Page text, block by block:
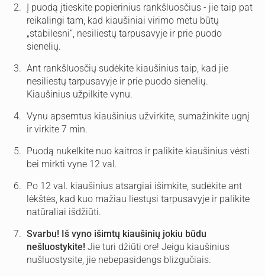
Į puodą įtieskite popierinius rankšluosčius - jie taip pat
reikalingi tam, kad kiaušiniai virimo metu būtų
„stabilesni“, nesiliestų tarpusavyje ir prie puodo
sienelių.
Ant rankšluosčių sudėkite kiaušinius taip, kad jie
nesiliestų tarpusavyje ir prie puodo sienelių.
Kiaušinius užpilkite vynu.
Vynu apsemtus kiaušinius užvirkite, sumažinkite ugnį
ir virkite 7 min.
Puodą nukelkite nuo kaitros ir palikite kiaušinius vėsti
bei mirkti vyne 12 val.
Po 12 val. kiaušinius atsargiai išimkite, sudėkite ant
lėkštės, kad kuo mažiau liestųsi tarpusavyje ir palikite
natūraliai išdžiūti.
Svarbu! Iš vyno išimtų kiaušinių jokiu būdu
nešluostykite! Jie turi džiūti ore! Jeigu kiaušinius
nušluostysite, jie nebepasidengs blizgučiais.